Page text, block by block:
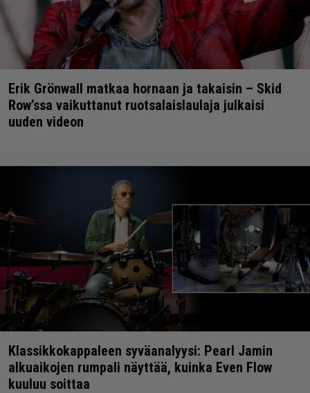
Erik Grönwall matkaa hornaan ja takaisin – Skid
Row’ssa vaikuttanut ruotsalaislaulaja julkaisi
uuden videon
Klassikkokappaleen syväanalyysi: Pearl Jamin
alkuaikojen rumpali näyttää, kuinka Even Flow
kuuluu soittaa